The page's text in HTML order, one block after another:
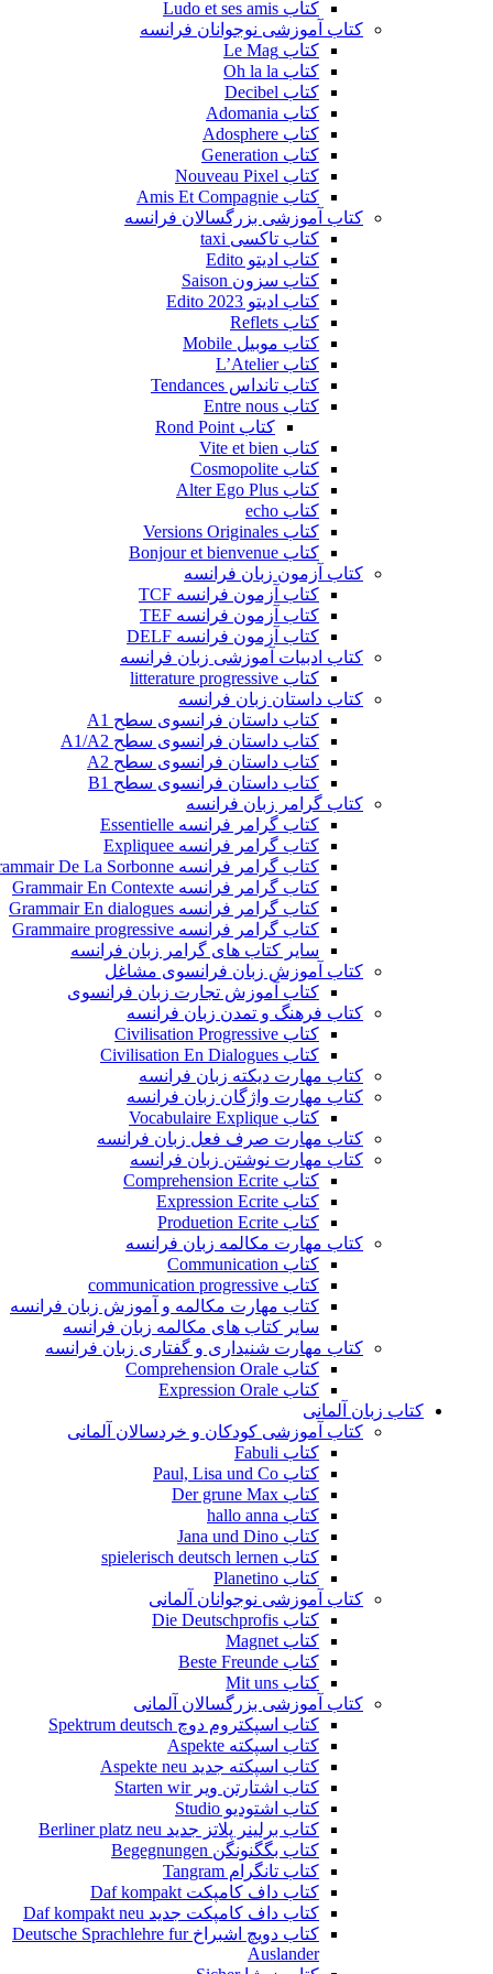
کتاب Ludo et ses amis
کتاب آموزشی نوجوانان فرانسه
کتاب Le Mag
کتاب Oh la la
کتاب Decibel
کتاب Adomania
کتاب Adosphere
کتاب Generation
کتاب Nouveau Pixel
کتاب Amis Et Compagnie
کتاب آموزشی بزرگسالان فرانسه
کتاب تاکسی taxi
کتاب ادیتو Edito
کتاب سزون Saison
کتاب ادیتو Edito 2023
کتاب Reflets
کتاب موبیل Mobile
کتاب L’Atelier
کتاب تانداس Tendances
کتاب Entre nous
کتاب Rond Point
کتاب Vite et bien
کتاب Cosmopolite
کتاب Alter Ego Plus
کتاب echo
کتاب Versions Originales
کتاب Bonjour et bienvenue
کتاب آزمون زبان فرانسه
کتاب آزمون فرانسه TCF
کتاب آزمون فرانسه TEF
کتاب آزمون فرانسه DELF
کتاب ادبیات آموزشی زبان فرانسه
کتاب litterature progressive
کتاب داستان زبان فرانسه
کتاب داستان فرانسوی سطح A1
کتاب داستان فرانسوی سطح A1/A2
کتاب داستان فرانسوی سطح A2
کتاب داستان فرانسوی سطح B1
کتاب گرامر زبان فرانسه
کتاب گرامر فرانسه Essentielle
کتاب گرامر فرانسه Expliquee
کتاب گرامر فرانسه Grammair De La Sorbonne
کتاب گرامر فرانسه Grammair En Contexte
کتاب گرامر فرانسه Grammair En dialogues
کتاب گرامر فرانسه Grammaire progressive
سایر کتاب های گرامر زبان فرانسه
کتاب آموزش زبان فرانسوی مشاغل
کتاب آموزش تجارت زبان فرانسوی
کتاب فرهنگ و تمدن زبان فرانسه
کتاب Civilisation Progressive
کتاب Civilisation En Dialogues
کتاب مهارت دیکته زبان فرانسه
کتاب مهارت واژگان زبان فرانسه
کتاب Vocabulaire Explique
کتاب مهارت صرف فعل زبان فرانسه
کتاب مهارت نوشتن زبان فرانسه
کتاب Comprehension Ecrite
کتاب Expression Ecrite
کتاب Produetion Ecrite
کتاب مهارت مکالمه زبان فرانسه
کتاب Communication
کتاب communication progressive
کتاب مهارت مکالمه و آموزش زبان فرانسه
سایر کتاب های مکالمه زبان فرانسه
کتاب مهارت شنیداری و گفتاری زبان فرانسه
کتاب Comprehension Orale
کتاب Expression Orale
کتاب زبان آلمانی
کتاب آموزشی کودکان و خردسالان آلمانی
کتاب Fabuli
کتاب Paul, Lisa und Co
کتاب Der grune Max
کتاب hallo anna
کتاب Jana und Dino
کتاب spielerisch deutsch lernen
کتاب Planetino
کتاب آموزشی نوجوانان آلمانی
کتاب Die Deutschprofis
کتاب Magnet
کتاب Beste Freunde
کتاب Mit uns
کتاب آموزشی بزرگسالان آلمانی
کتاب اسپکتروم دوچ Spektrum deutsch
کتاب اسپکته Aspekte
کتاب اسپکته جدید Aspekte neu
کتاب اشتارتن ویر Starten wir
کتاب اشتودیو Studio
کتاب برلینر پلاتز جدید Berliner platz neu
کتاب بگگنونگن Begegnungen
کتاب تانگرام Tangram
کتاب داف کامپکت Daf kompakt
کتاب داف کامپکت جدید Daf kompakt neu
کتاب دویچ اشبراخ Deutsche Sprachlehre fur
Auslander